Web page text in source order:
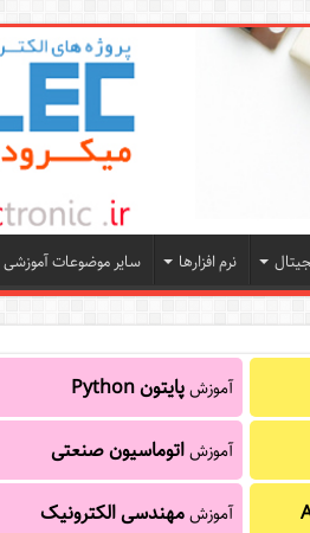
نرم افزارها سایر موضوعات آموزشی
آموزشپایتون Python
آموزشاتوماسیون صنعتی
آموزشمهندسی الکترونیک